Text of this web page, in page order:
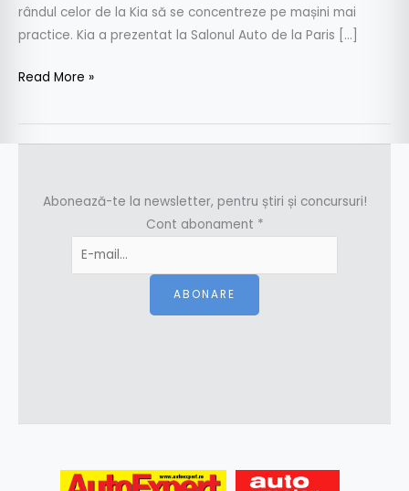
rândul celor de la Kia să se concentreze pe mașini mai
practice. Kia a prezentat la Salonul Auto de la Paris […]
Read More »
Abonează-te la newsletter, pentru știri și concursuri!
Cont abonament *
ABONARE